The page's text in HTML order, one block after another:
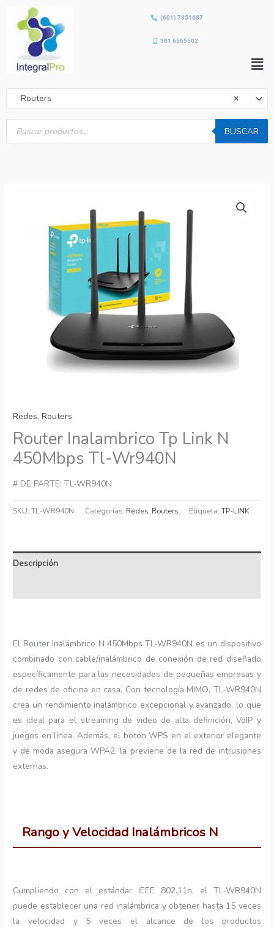
contenido
(601) 7351687
301 6565502
×
Routers
Búsqueda
productos
BUSCAR
Redes,Routers
Router Inalambrico Tp Link N
450Mbps Tl-Wr940N
# DE PARTE: TL-WR940N
SKU:TL-WR940N Categorías: Redes, Routers Etiqueta:TP-LINK
Descripción
El Router Inalámbrico N 450Mbps TL-WR940N es un dispositivo
combinado con cable/inalámbrico de conexión de red diseñado
específicamente para las necesidades de pequeñas empresas y
de redes de oficina en casa. Con tecnología MIMO, TL-WR940N
crea un rendimiento inalámbrico excepcional y avanzado, lo que
es ideal para el streaming de video de alta definición, VoIP y
juegos en línea. Además, el botón WPS en el exterior elegante
y de moda asegura WPA2, la previene de la red de intrusiones
externas.
Rango y Velocidad Inalámbricos N
Cumpliendo con el estándar IEEE 802.11n, el TL-WR940N
puede establecer una red inalámbrica y obtener hasta 15 veces
la velocidad y 5 veces el alcance de los productos